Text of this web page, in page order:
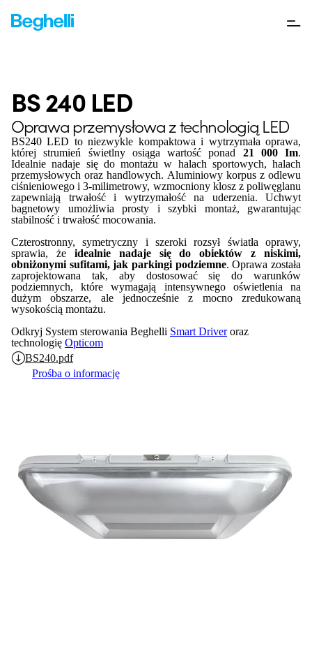
BS 240 LED
Oprawa przemysłowa z technologią LED
BS240 LED to niezwykle kompaktowa i wytrzymała oprawa,
której strumień świetlny osiąga wartość ponad 21 000 Im.
Idealnie nadaje się do montażu w halach sportowych, halach
przemysłowych oraz handlowych. Aluminiowy korpus z odlewu
ciśnieniowego i 3-milimetrowy, wzmocniony klosz z poliwęglanu
zapewniają trwałość i wytrzymałość na uderzenia. Uchwyt
bagnetowy umożliwia prosty i szybki montaż, gwarantując
stabilność i trwałość mocowania.
Czterostronny, symetryczny i szeroki rozsył światła oprawy,
sprawia, że idealnie nadaje się do obiektów z niskimi,
obniżonymi sufitami, jak parkingi podziemne. Oprawa została
zaprojektowana tak, aby dostosować się do warunków
podziemnych, które wymagają intensywnego oświetlenia na
dużym obszarze, ale jednocześnie z mocno zredukowaną
wysokością montażu.
Odkryj System sterowania Beghelli Smart Driveroraz
technologię Opticom
BS240.pdf
Prośba o informację